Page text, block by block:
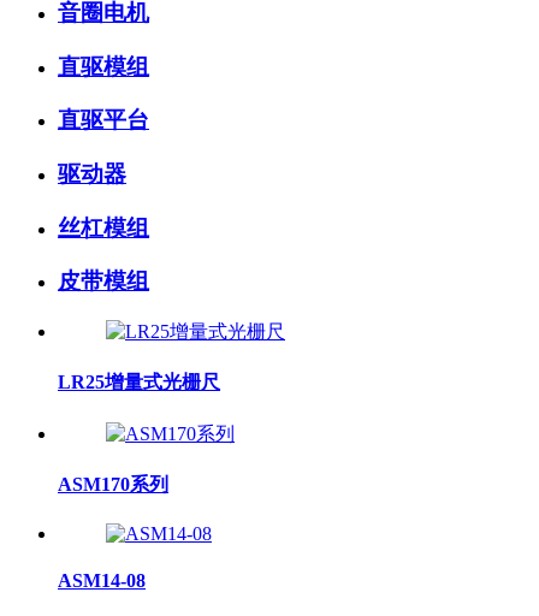
音圈电机
直驱模组
直驱平台
驱动器
丝杠模组
皮带模组
LR25增量式光栅尺
ASM170系列
ASM14-08